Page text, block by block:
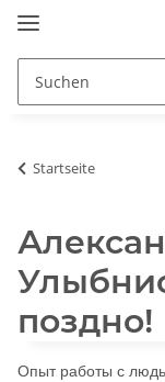
Startseite
поздно!
Опыт работы с